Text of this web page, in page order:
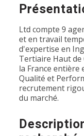
Ltd compte 9
et en travail
d'expertise en
Tertiaire Haut de
la France entière
Qualité et
recrutement
du marché.